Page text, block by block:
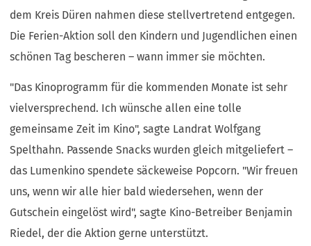
dem Kreis Düren nahmen diese stellvertretend entgegen.
Die Ferien-Aktion soll den Kindern und Jugendlichen einen
schönen Tag bescheren – wann immer sie möchten.
"Das Kinoprogramm für die kommenden Monate ist sehr
vielversprechend. Ich wünsche allen eine tolle
gemeinsame Zeit im Kino", sagte Landrat Wolfgang
Spelthahn. Passende Snacks wurden gleich mitgeliefert –
das Lumenkino spendete säckeweise Popcorn. "Wir freuen
uns, wenn wir alle hier bald wiedersehen, wenn der
Gutschein eingelöst wird", sagte Kino-Betreiber Benjamin
Riedel, der die Aktion gerne unterstützt.